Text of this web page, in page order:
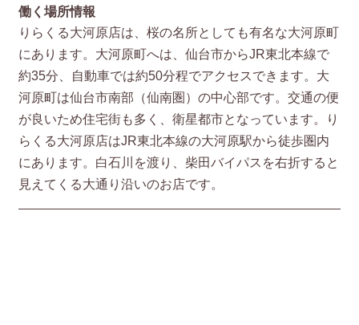
働く場所情報
りらくる大河原店は、桜の名所としても有名な大河原町
にあります。大河原町へは、仙台市からJR東北本線で
約35分、自動車では約50分程でアクセスできます。大
河原町は仙台市南部（仙南圏）の中心部です。交通の便
が良いため住宅街も多く、衛星都市となっています。り
らくる大河原店はJR東北本線の大河原駅から徒歩圏内
にあります。白石川を渡り、柴田バイパスを右折すると
見えてくる大通り沿いのお店です。